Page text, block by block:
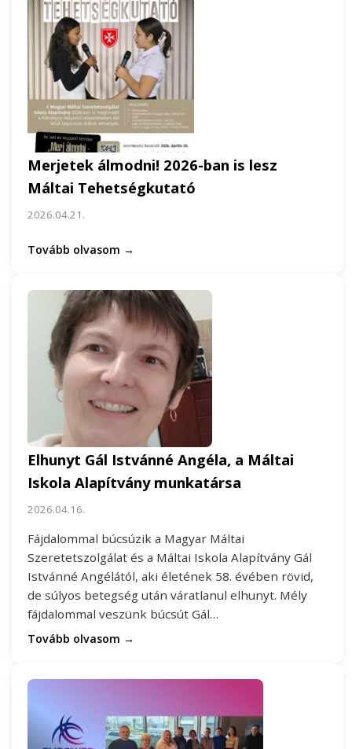
Merjetek álmodni! 2026-ban is lesz
Máltai Tehetségkutató
2026.04.21.
Tovább olvasom →
Elhunyt Gál Istvánné Angéla, a Máltai
Iskola Alapítvány munkatársa
2026.04.16.
Fájdalommal búcsúzik a Magyar Máltai
Szeretetszolgálat és a Máltai Iskola Alapítvány Gál
Istvánné Angélától, aki életének 58. évében rövid,
de súlyos betegség után váratlanul elhunyt. Mély
fájdalommal veszünk búcsút Gál…
Tovább olvasom →